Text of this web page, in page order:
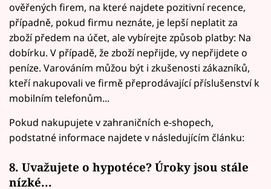
ověřených firem, na které najdete pozitivní recence,
případně, pokud firmu neznáte, je lepší neplatit za
zboží předem na účet, ale vybírejte způsob platby: Na
dobírku. V případě, že zboží nepřijde, vy nepřijdete o
peníze. Varováním můžou být i zkušenosti zákazníků,
kteří nakupovali ve firmě přeprodávající příslušenství k
mobilním telefonům...
Pokud nakupujete v zahraničních e-shopech,
podstatné informace najdete v následujícím článku:
8. Uvažujete o hypotéce? Úroky jsou stále
nízké...